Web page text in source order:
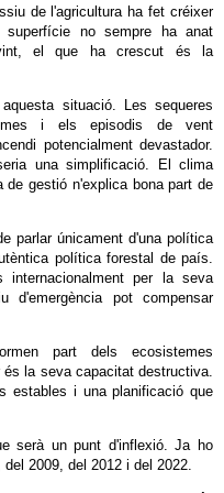
de l'agricultura ha fet créixer
no sempre ha anat
el que ha crescut és la
situació. Les sequeres
i els episodis de vent
potencialment devastador.
una simplificació. El clima
gestió n'explica bona part de
parlar únicament d'una política
política forestal de país.
internacionalment per la seva
d'emergència pot compensar
part dels ecosistemes
la seva capacitat destructiva.
estables i una planificació que
serà un punt d'inflexió. Ja ho
2009, del 2012 i del 2022.